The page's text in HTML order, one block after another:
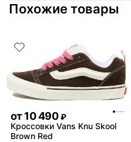
понадобится, посоветую!
Похожие товары
от10 490 ₽
Кроссовки Vans Knu Skool
Brown Red